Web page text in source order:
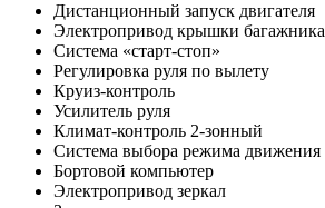
Дистанционный запуск двигателя
Электропривод крышки багажника
Система «старт-стоп»
Регулировка руля по вылету
Круиз-контроль
Усилитель руля
Климат-контроль 2-зонный
Система выбора режима движения
Бортовой компьютер
Электропривод зеркал